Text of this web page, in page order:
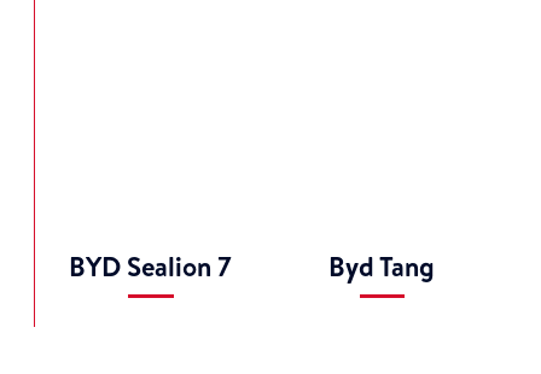
BYD Sealion 7 Byd Tang